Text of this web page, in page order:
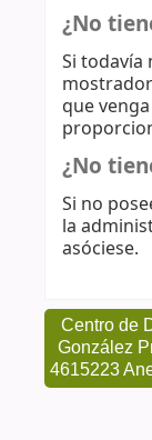
¿No
Si todavía
que
¿No
Si no
la
asóciese.
Centro de
González
4615223